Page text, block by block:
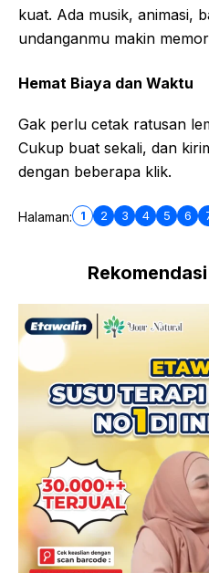
kuat. Ada musik, animasi,
undanganmu makin
Hemat Biaya dan Waktu
Gak perlu cetak ratusan
Cukup buat sekali, dan
dengan beberapa klik.
Halaman: 1 2 3 4 5 6